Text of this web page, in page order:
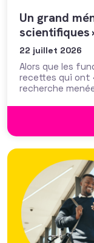
Un grand
scientifiques
et tactiques
22 juillet 2026
Alors que les
recettes qui ont
recherche
question
générosité